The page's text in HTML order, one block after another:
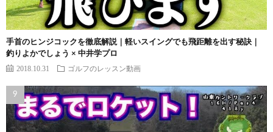
手首のヒンジコックを徹底解説｜軽いスイングでも飛距離を出す秘訣｜
釣りよかでしょう × 中井学プロ
2018.10.31 ゴルフのレッスン動画